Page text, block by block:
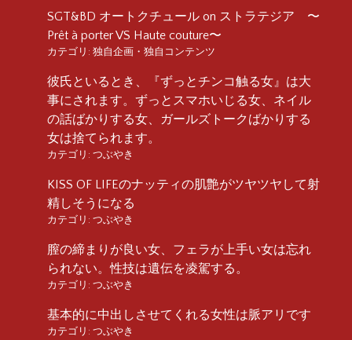
SGT&BD オートクチュール on ストラテジア 〜
Prêt à porter VS Haute couture〜
カテゴリ: 独自企画・独自コンテンツ
彼氏といるとき、『ずっとチンコ触る女』は大
事にされます。ずっとスマホいじる女、ネイル
の話ばかりする女、ガールズトークばかりする
女は捨てられます。
カテゴリ: つぶやき
KISS OF LIFEのナッティの肌艶がツヤツヤして射
精しそうになる
カテゴリ: つぶやき
膣の締まりが良い女、フェラが上手い女は忘れ
られない。性技は遺伝を凌駕する。
カテゴリ: つぶやき
基本的に中出しさせてくれる女性は脈アリです
カテゴリ: つぶやき